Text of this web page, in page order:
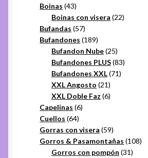
Boinas 4343
productos
Boinas con visera 2222
Bufandas 5757
productos
Bufandones 189189
productos
Bufandon Nube 2525
productos
Bufandones PLUS 8383
Bufandones XXL 7171
XXL Angosto 2121
productos
XXL Doble Faz 66
Capelinas 66
Cuellos 6464
productos
Gorras con visera 5959
productos
Gorros & Pasamontañas 108108
Gorros con pompón 3131